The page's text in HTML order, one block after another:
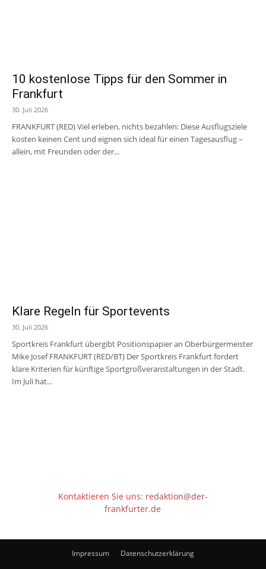
10 kostenlose Tipps für den Sommer in
Frankfurt
30. Juli 2026
FRANKFURT (RED) Viel erleben, nichts bezahlen: Diese Ausflugsziele
kosten keinen Cent und eignen sich ideal für einen Tagesausflug –
allein, mit Freunden oder der...
Klare Regeln für Sportevents
30. Juli 2026
Sportkreis Frankfurt übergibt Positionspapier an Oberbürgermeister
Mike Josef FRANKFURT (RED/BT) Der Sportkreis Frankfurt fordert
klare Kriterien für künftige Sportgroßveranstaltungen in der Stadt.
Im Juli hat...
Kontaktieren Sie uns: redaktion@der-
frankfurter.de
Impressum Datenschutzerklärung